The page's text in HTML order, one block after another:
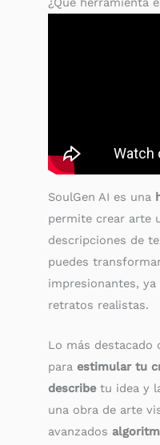
SoulGen AI es una
permite crear arte
descripciones de
puedes
impresionantes,
retratos realistas.
Lo más destacado
para estimular tu
describetu idea y
una obra de arte
avanzados